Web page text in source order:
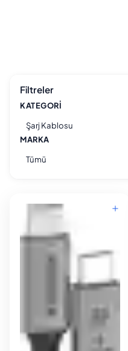
Filtreler
KATEGORI
Şarj Kablosu
MARKA
Tümü